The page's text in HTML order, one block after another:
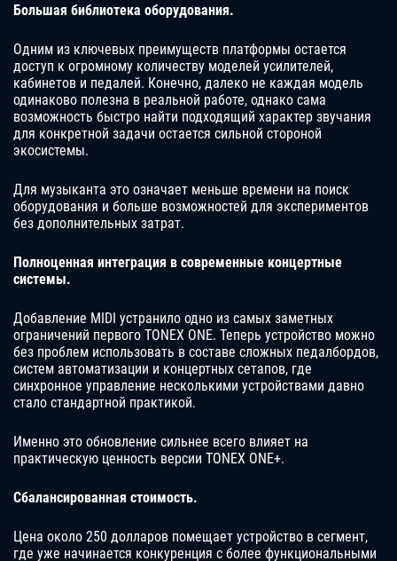
Большая библиотека оборудования.
Одним из ключевых преимуществ платформы остается
доступ к огромному количеству моделей усилителей,
кабинетов и педалей. Конечно, далеко не каждая модель
одинаково полезна в реальной работе, однако сама
возможность быстро найти подходящий характер звучания
для конкретной задачи остается сильной стороной
экосистемы.
Для музыканта это означает меньше времени на поиск
оборудования и больше возможностей для экспериментов
без дополнительных затрат.
Полноценная интеграция в современные концертные
системы.
Добавление MIDI устранило одно из самых заметных
ограничений первого TONEX ONE. Теперь устройство можно
без проблем использовать в составе сложных педалбордов,
систем автоматизации и концертных сетапов, где
синхронное управление несколькими устройствами давно
стало стандартной практикой.
Именно это обновление сильнее всего влияет на
практическую ценность версии TONEX ONE+.
Сбалансированная стоимость.
Цена около 250 долларов помещает устройство в сегмент,
где уже начинается конкуренция с более функциональными